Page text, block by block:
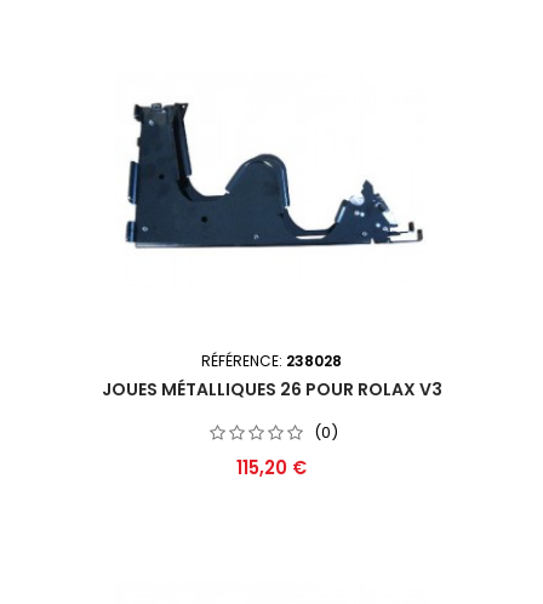
RÉFÉRENCE: 238028
JOUES MÉTALLIQUES 26 POUR ROLAX V3
(0)
Prix
115,20 €